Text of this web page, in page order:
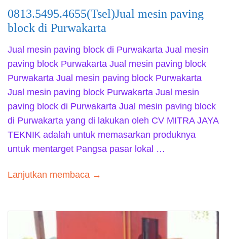
0813.5495.4655(Tsel)Jual mesin paving
block di Purwakarta
Jual mesin paving block di Purwakarta Jual mesin
paving block Purwakarta Jual mesin paving block
Purwakarta Jual mesin paving block Purwakarta
Jual mesin paving block Purwakarta Jual mesin
paving block di Purwakarta Jual mesin paving block
di Purwakarta yang di lakukan oleh CV MITRA JAYA
TEKNIK adalah untuk memasarkan produknya
untuk mentarget Pangsa pasar lokal …
Lanjutkan membaca →